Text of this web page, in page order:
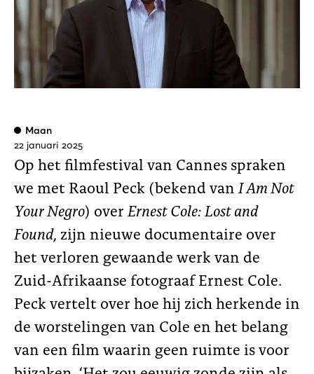
Maan
22 januari 2025
Op het filmfestival van Cannes spraken
we met Raoul Peck (bekend van I Am Not
Your Negro) over Ernest Cole: Lost and
Found, zijn nieuwe documentaire over
het verloren gewaande werk van de
Zuid-Afrikaanse fotograaf Ernest Cole.
Peck vertelt over hoe hij zich herkende in
de worstelingen van Cole en het belang
van een film waarin geen ruimte is voor